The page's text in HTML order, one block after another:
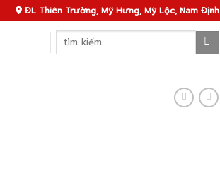
ĐL Thiên Trường, Mỹ Hưng, Mỹ Lộc, Nam Định
Search